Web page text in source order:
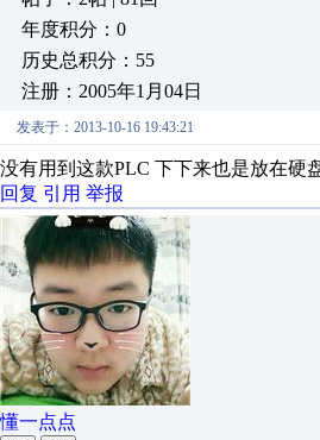
年度积分：0
历史总积分：55
注册：2005年1月04日
发表于：2013-10-16 19:43:21
没有用到这款PLC 下下来也是放在硬
回复 引用 举报
懂一点点